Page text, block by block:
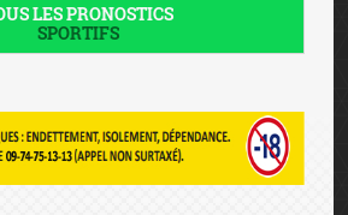
LES PRONOSTICS
SPORTIFS